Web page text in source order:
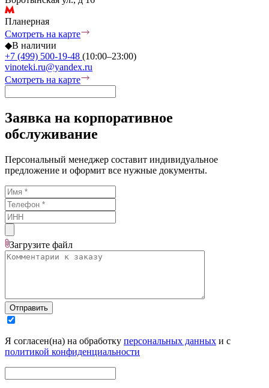
Планерная
Смотреть на карте
◆В наличии
+7 (499) 500-19-48 (10:00–23:00)
vinoteki.ru@yandex.ru
Смотреть на карте
Заявка на корпоративное
обслуживание
Персональный менеджер составит индивидуальное
предложение и оформит все нужные документы.
Загрузите файл
Отправить
Я согласен(на) на обработку персональных данных и с
политикой конфиденциальности